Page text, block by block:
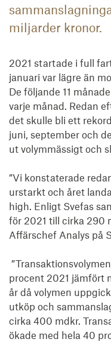
miljarder kronor.
2021 startade i full
januari var lägre än
De följande 11
varje månad. Redan
det skulle bli ett
juni, september och
ut volymmässigt och
”Vi konstaterade
urstarkt och året
high. Enligt Svefas
för 2021 till cirka 290
Affärschef Analys på
procent 2021 jämfört
år då volymen
utköp och
cirka 400 mdkr.
ökade med hela 40